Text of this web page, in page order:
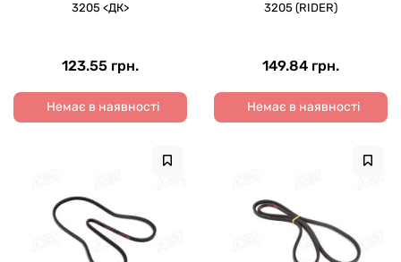
3205 <ДК>
123.55 грн.
Немає в наявності
3205 (RIDER)
149.84 грн.
Немає в наявності